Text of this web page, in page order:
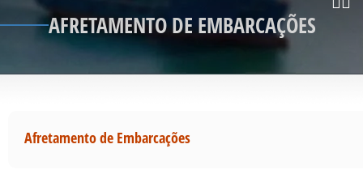
AFRETAMENTO DE EMBARCAÇÕES
Afretamento de Embarcações